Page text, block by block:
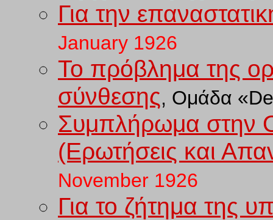
Για την
January 1926
Το πρόβλημα της
σύνθεσης, Ομάδα
Συμπλήρωμα στην
(Ερωτήσεις και
November 1926
Για το ζήτημα της